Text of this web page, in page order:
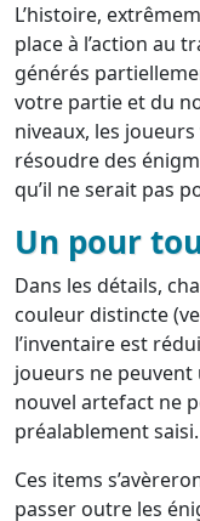
L’histoire,
place à l’action au
générés
votre partie et du
niveaux, les
résoudre des
qu’il ne serait pas
Un pour
Dans les détails,
couleur distincte
l’inventaire est
joueurs ne peuvent
nouvel artefact ne
préalablement saisi.
Ces items
passer outre les